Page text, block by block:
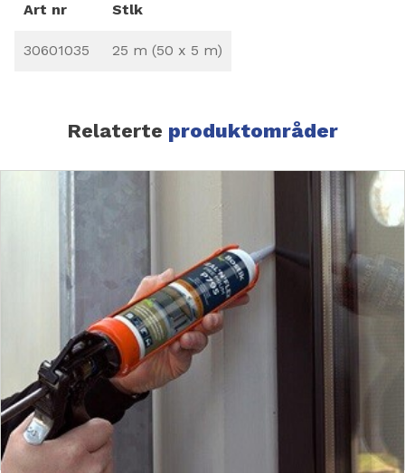
Art nr Stlk
30601035 25 m (50 x 5 m)
Relaterte produktområder